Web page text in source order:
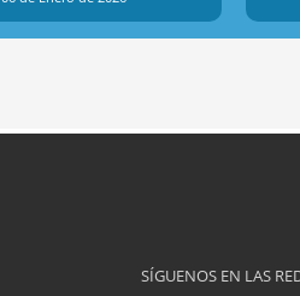
SÍGUENOS EN LAS